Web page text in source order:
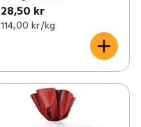
28,50 kr
114,00 kr /kg